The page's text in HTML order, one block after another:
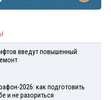
введут повышенный
2026: как подготовить
и не разориться